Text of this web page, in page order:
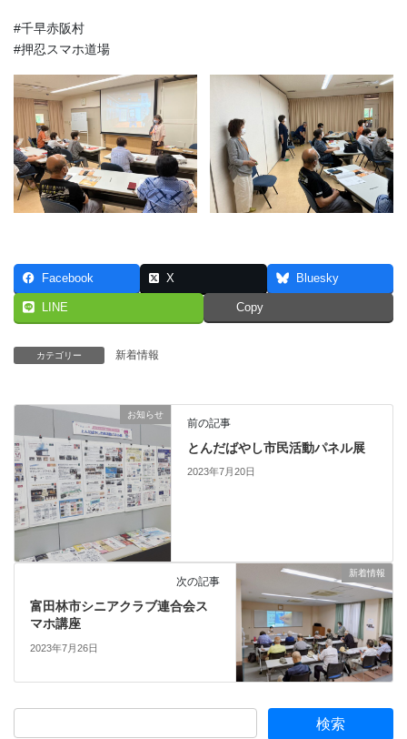
#千早赤阪村
#押忍スマホ道場
Facebook X Bluesky
LINE Copy
カテゴリー 新着情報
お知らせ
前の記事
とんだばやし市民活動パネル展
2023年7月20日
新着情報
次の記事
富田林市シニアクラブ連合会ス
マホ講座
2023年7月26日